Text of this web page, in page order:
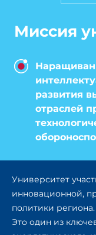
Миссия
развития
отраслей
Университет
инновационной,
политики региона.
Это один из